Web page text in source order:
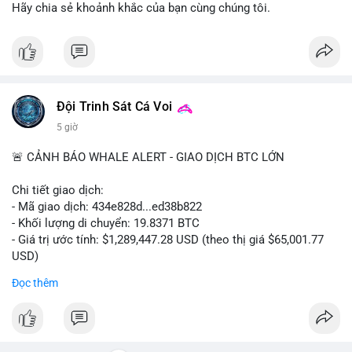
ra.
các sàn lớn trong 24-48 giờ tới. Tránh hành động theo cảm
thời điểm này.
#aplucban
Hãy chia sẻ khoảnh khắc của bạn cùng chúng tôi.
Đội Trinh Sát Cá Voi
5 giờ
🚨 CẢNH BÁO WHALE ALERT - GIAO DỊCH BTC LỚN
Chi tiết giao dịch:
- Mã giao dịch: 434e828d...ed38b822
- Khối lượng di chuyển: 19.8371 BTC
- Giá trị ước tính: $1,289,447.28 USD (theo thị giá $65,001.77
USD)
Giao dịch gần 1.3 triệu USD được thực hiện trong khung giờ
Đọc thêm